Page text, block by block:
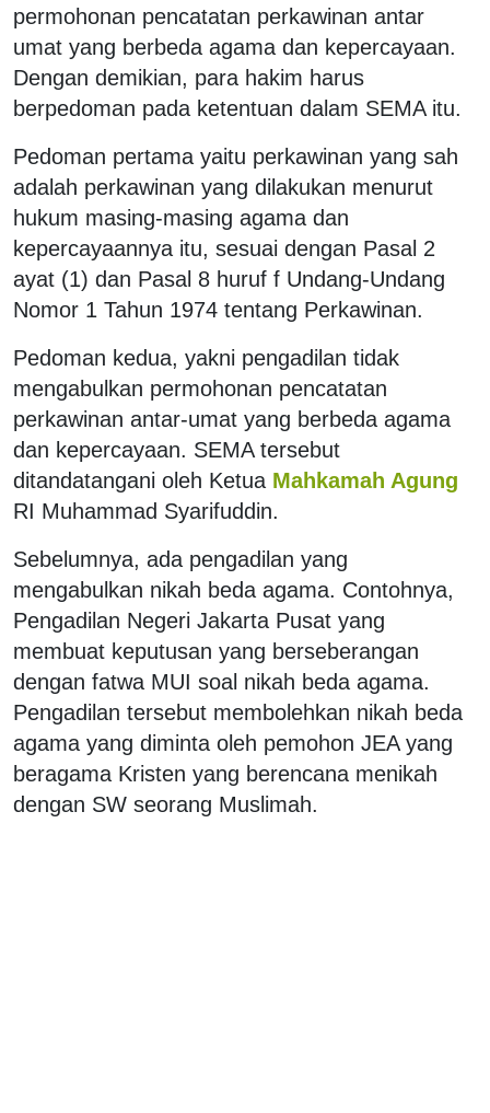
permohonan pencatatan perkawinan antar
umat yang berbeda agama dan kepercayaan.
Dengan demikian, para hakim harus
berpedoman pada ketentuan dalam SEMA itu.
Pedoman pertama yaitu perkawinan yang sah
adalah perkawinan yang dilakukan menurut
hukum masing-masing agama dan
kepercayaannya itu, sesuai dengan Pasal 2
ayat (1) dan Pasal 8 huruf f Undang-Undang
Nomor 1 Tahun 1974 tentang Perkawinan.
Pedoman kedua, yakni pengadilan tidak
mengabulkan permohonan pencatatan
perkawinan antar-umat yang berbeda agama
dan kepercayaan. SEMA tersebut
ditandatangani oleh Ketua Mahkamah Agung
RI Muhammad Syarifuddin.
Sebelumnya, ada pengadilan yang
mengabulkan nikah beda agama. Contohnya,
Pengadilan Negeri Jakarta Pusat yang
membuat keputusan yang berseberangan
dengan fatwa MUI soal nikah beda agama.
Pengadilan tersebut membolehkan nikah beda
agama yang diminta oleh pemohon JEA yang
beragama Kristen yang berencana menikah
dengan SW seorang Muslimah.